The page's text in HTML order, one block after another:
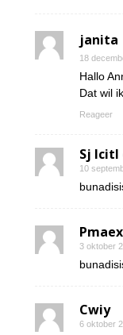
janita
18
Hallo
Dat wil
Reageer
Sj Icitl
10
3 oktober
Cwiy
6 oktober